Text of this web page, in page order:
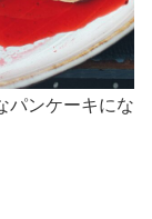
パンケーキにな